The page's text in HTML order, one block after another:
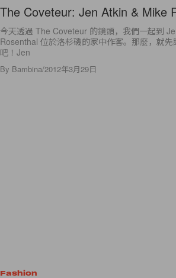
The Coveteur: Jen Atkin & Mike
今天透過 The Coveteur 的鏡頭，我們一起到
Rosenthal 位於洛杉磯的家中作客。那麼，就先
吧！Jen
By Bambina/2012年3月29日
Fashion